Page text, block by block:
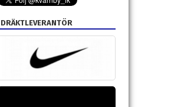
DRÄKTLEVERANTÖR